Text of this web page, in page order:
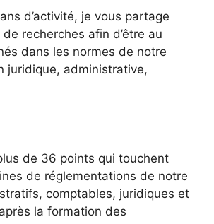
d’activité, je vous partage
recherches afin d’être au
dans les normes de notre
juridique, administrative,
de 36 points qui touchent
de réglementations de notre
comptables, juridiques et
la formation des